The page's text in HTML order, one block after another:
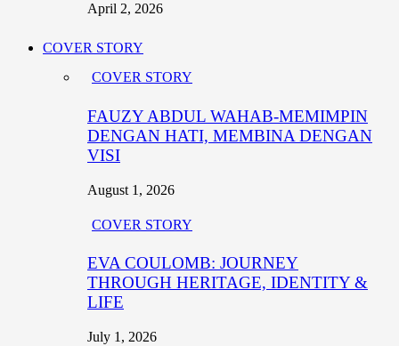
April 2, 2026
COVER STORY
COVER STORY
FAUZY ABDUL WAHAB-MEMIMPIN
DENGAN HATI, MEMBINA DENGAN
VISI
August 1, 2026
COVER STORY
EVA COULOMB: JOURNEY
THROUGH HERITAGE, IDENTITY &
LIFE
July 1, 2026